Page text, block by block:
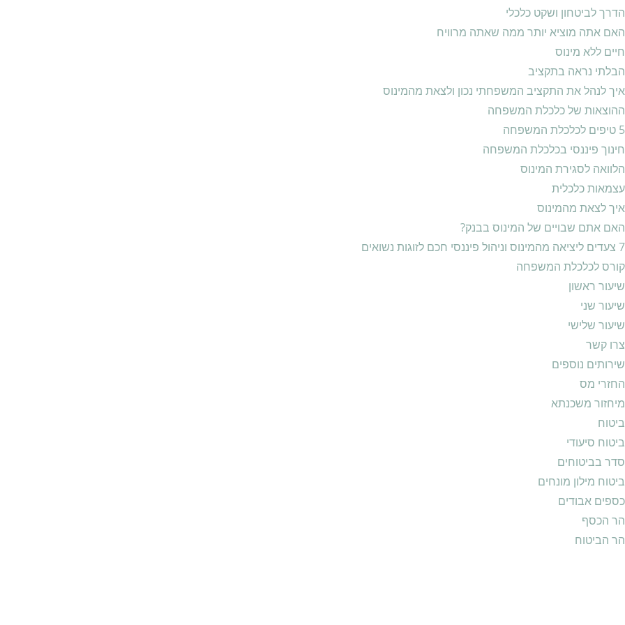
הדרך לביטחון ושקט כלכלי
האם אתה מוציא יותר ממה שאתה מרוויח
חיים ללא מינוס
הבלתי נראה בתקציב
איך לנהל את התקציב המשפחתי נכון ולצאת מהמינוס
ההוצאות של כלכלת המשפחה
5 טיפים לכלכלת המשפחה
חינוך פיננסי בכלכלת המשפחה
הלוואה לסגירת המינוס
עצמאות כלכלית
איך לצאת מהמינוס
האם אתם שבויים של המינוס בבנק?
7 צעדים ליציאה מהמינוס וניהול פיננסי חכם לזוגות נשואים
קורס לכלכלת המשפחה
שיעור ראשון
שיעור שני
שיעור שלישי
צרו קשר
שירותים נוספים
החזרי מס
מיחזור משכנתא
ביטוח
ביטוח סיעודי
סדר בביטוחים
ביטוח מילון מונחים
כספים אבודים
הר הכסף
הר הביטוח